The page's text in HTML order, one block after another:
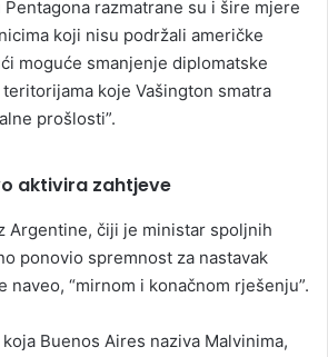
razmatrane su i šire mjere
koji nisu podržali američke
moguće smanjenje diplomatske
koje Vašington smatra
prošlosti”.
aktivira zahtjeve
Argentine, čiji je ministar spoljnih
ponovio spremnost za nastavak
naveo, “mirnom i konačnom rješenju”.
Buenos Aires naziva Malvinima,